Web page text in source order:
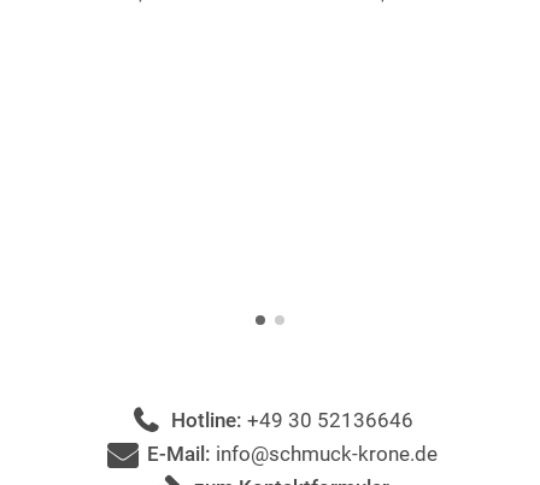
Hotline: +49 30 52136646
E-Mail: info@schmuck-krone.de